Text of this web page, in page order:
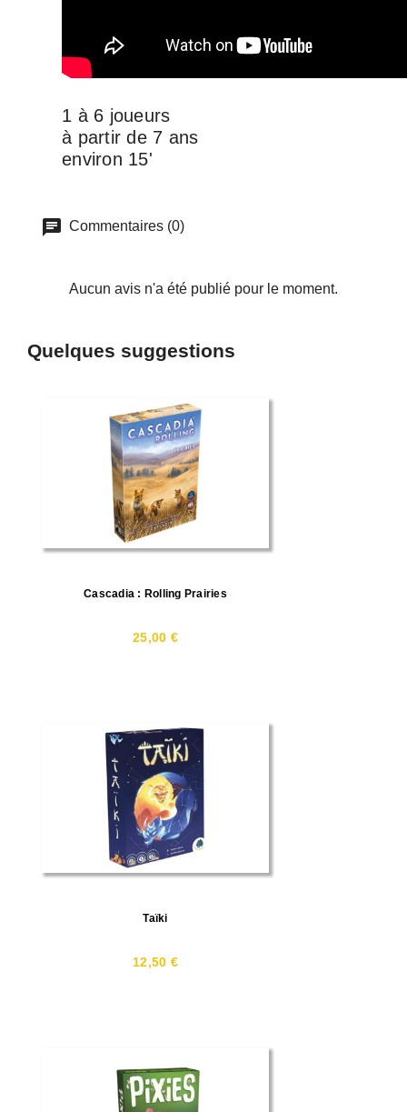
1 à 6 joueurs
à partir de 7 ans
environ 15'
Commentaires (0)
Aucun avis n'a été publié pour le moment.
Quelques suggestions
Cascadia : Rolling Prairies
25,00 €
Taïki
12,50 €